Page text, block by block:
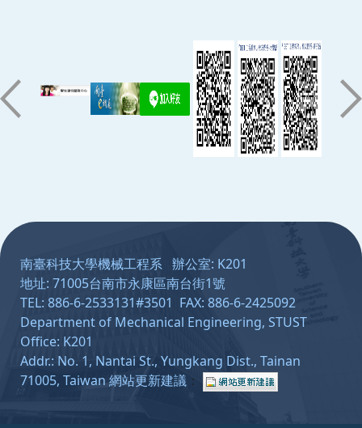
南臺科技大學機械工程系 辦公室: K201
地址: 71005台南市永康區南台街1號
TEL: 886-6-2533131#3501 FAX: 886-6-2425092
Department of Mechanical Engineering, STUST
Office: K201
Addr.: No. 1, Nantai St., Yungkang Dist., Tainan
71005, Taiwan 網站更新建議 ：